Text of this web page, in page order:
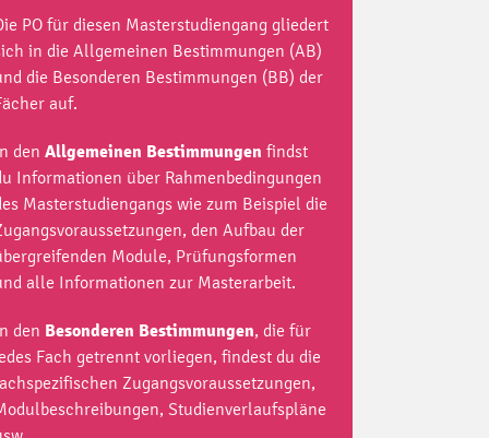
Digital Humanities
und Gesellschaft
PO für diesen Masterstudiengang gliedert
in die Allgemeinen Bestimmungen (AB)
die Besonderen Bestimmungen (BB) der
auf.
den Allgemeinen Bestimmungen findst
Informationen über Rahmenbedingungen
Masterstudiengangs wie zum Beispiel die
den Aufbau der
Module, Prüfungsformen
alle Informationen zur Masterarbeit.
den Besonderen Bestimmungen, die für
Fach getrennt vorliegen, findest du die
Zugangsvoraussetzungen,
Studienverlaufspläne